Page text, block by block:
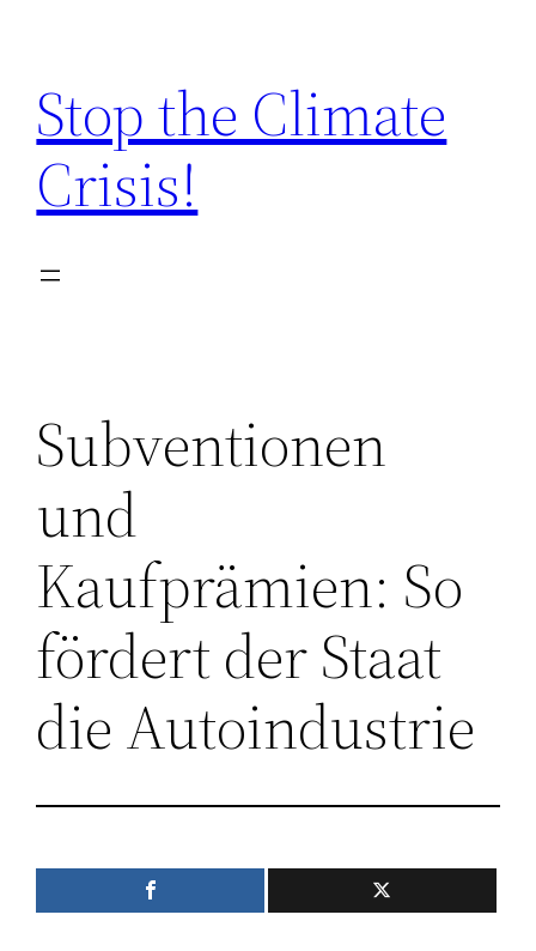
springen
Stop the Climate
Crisis!
Subventionen
und
Kaufprämien: So
fördert der Staat
die Autoindustrie